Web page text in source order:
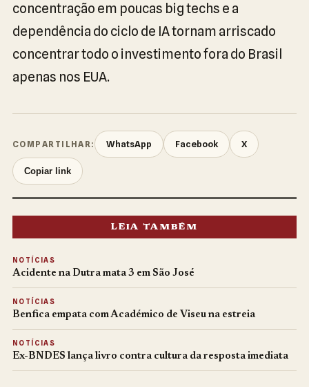
concentração em poucas big techs e a
dependência do ciclo de IA tornam arriscado
concentrar todo o investimento fora do Brasil
apenas nos EUA.
COMPARTILHAR: WhatsApp Facebook X
Copiar link
LEIA TAMBÉM
NOTÍCIAS
Acidente na Dutra mata 3 em São José
NOTÍCIAS
Benfica empata com Académico de Viseu na estreia
NOTÍCIAS
Ex-BNDES lança livro contra cultura da resposta imediata